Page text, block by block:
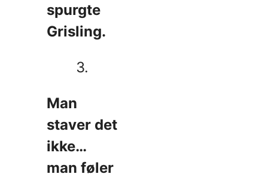
spurgte
Grisling.
3.
Man
staver det
ikke…
man føler